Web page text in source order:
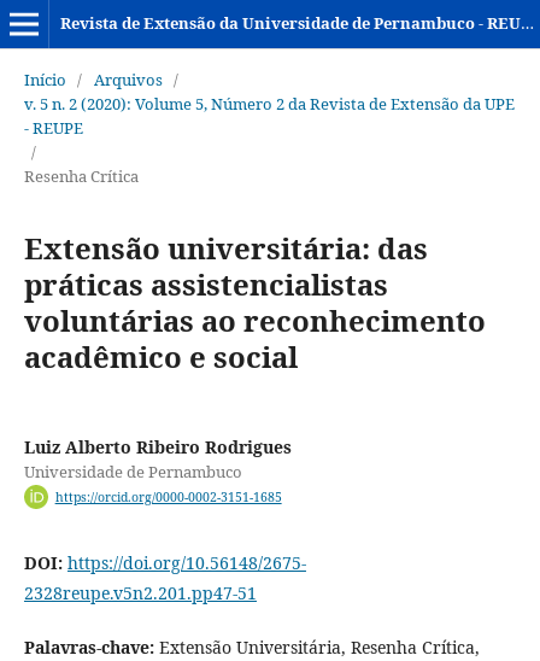
Revista de Extensão da Universidade de Pernambuco - REUPE
Início / Arquivos /
v. 5 n. 2 (2020): Volume 5, Número 2 da Revista de Extensão da UPE
- REUPE
/
Resenha Crítica
Extensão universitária: das
práticas assistencialistas
voluntárias ao reconhecimento
acadêmico e social
Luiz Alberto Ribeiro Rodrigues
Universidade de Pernambuco
https://orcid.org/0000-0002-3151-1685
DOI: https://doi.org/10.56148/2675-
2328reupe.v5n2.201.pp47-51
Palavras-chave: Extensão Universitária, Resenha Crítica,